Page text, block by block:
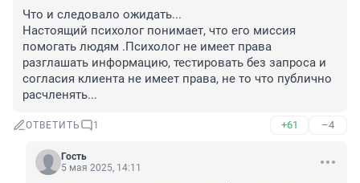
Что и следовало ожидать...
Настоящий психолог понимает, что его миссия
помогать людям .Психолог не имеет права
разглашать информацию, тестировать без запроса и
согласия клиента не имеет права, не то что публично
расчленять...
ОТВЕТИТЬ 1 +61 –4
Гость
5 мая 2025, 14:11